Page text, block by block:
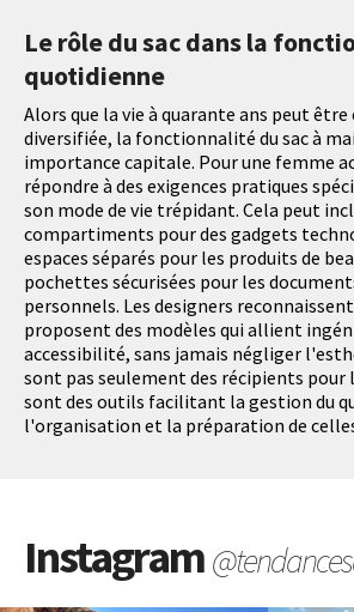
Le rôle du sac dans la
quotidienne
Alors que la vie à quarante ans peut
diversifiée, la fonctionnalité du sac à
importance capitale. Pour une femme
répondre à des exigences pratiques
son mode de vie trépidant. Cela peut
compartiments pour des gadgets
espaces séparés pour les produits de
pochettes sécurisées pour les
personnels. Les designers
proposent des modèles qui allient
accessibilité, sans jamais négliger
sont pas seulement des récipients pour
sont des outils facilitant la gestion du
l'organisation et la préparation de
Instagram